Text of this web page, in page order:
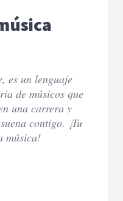
es un lenguaje
de músicos que
una carrera y
contigo. ¡Tu
música!